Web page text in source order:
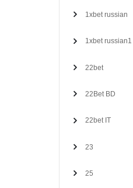
1xbet russian
1xbet russian1
22bet
22Bet BD
22bet IT
23
25